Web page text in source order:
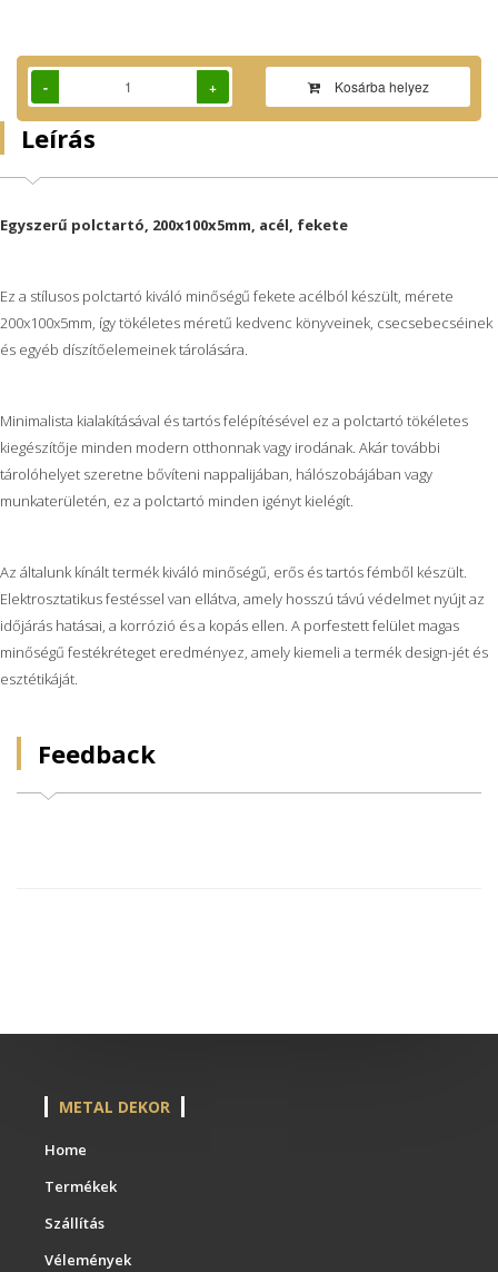
- + Kosárba helyez
Leírás
Egyszerű polctartó, 200x100x5mm, acél, fekete
Ez a stílusos polctartó kiváló minőségű fekete acélból készült, mérete
200x100x5mm, így tökéletes méretű kedvenc könyveinek, csecsebecséinek
és egyéb díszítőelemeinek tárolására.
Minimalista kialakításával és tartós felépítésével ez a polctartó tökéletes
kiegészítője minden modern otthonnak vagy irodának. Akár további
tárolóhelyet szeretne bővíteni nappalijában, hálószobájában vagy
munkaterületén, ez a polctartó minden igényt kielégít.
Az általunk kínált termék kiváló minőségű, erős és tartós fémből készült.
Elektrosztatikus festéssel van ellátva, amely hosszú távú védelmet nyújt az
időjárás hatásai, a korrózió és a kopás ellen. A porfestett felület magas
minőségű festékréteget eredményez, amely kiemeli a termék design-jét és
esztétikáját.
Feedback
METAL DEKOR
Home
Termékek
Szállítás
Vélemények